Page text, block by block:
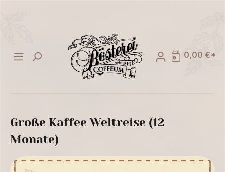
0,00 €*
Große Kaffee Weltreise (12
Monate)